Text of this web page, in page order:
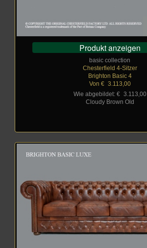
Produkt anzeigen
basic collection
Chesterfield 4-Sitzer
Brighton Basic 4
Von €_ 3.113,00
Wie abgebildet: €_ 3.113,00
Cloudy Brown Old